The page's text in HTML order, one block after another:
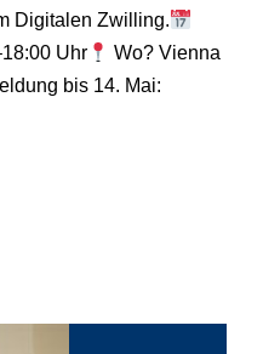
Digitalen Zwilling.
Uhr
Wo? Vienna
bis 14. Mai: